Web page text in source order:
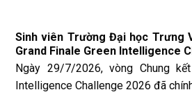
Sinh viên Trường Đại học Trưng
Grand Finale Green Intelligence
Ngày 29/7/2026, vòng Chung
Intelligence Challenge 2026 đã